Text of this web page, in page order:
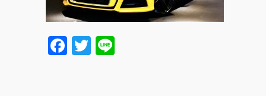
Facebook
Twitter